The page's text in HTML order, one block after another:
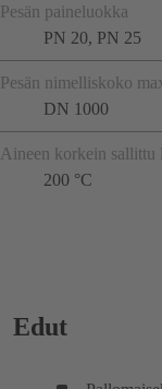
Pesän paineluokka
PN 20, PN 25
Pesän nimelliskoko
DN 1000
Aineen korkein sallittu
200 °C
Edut